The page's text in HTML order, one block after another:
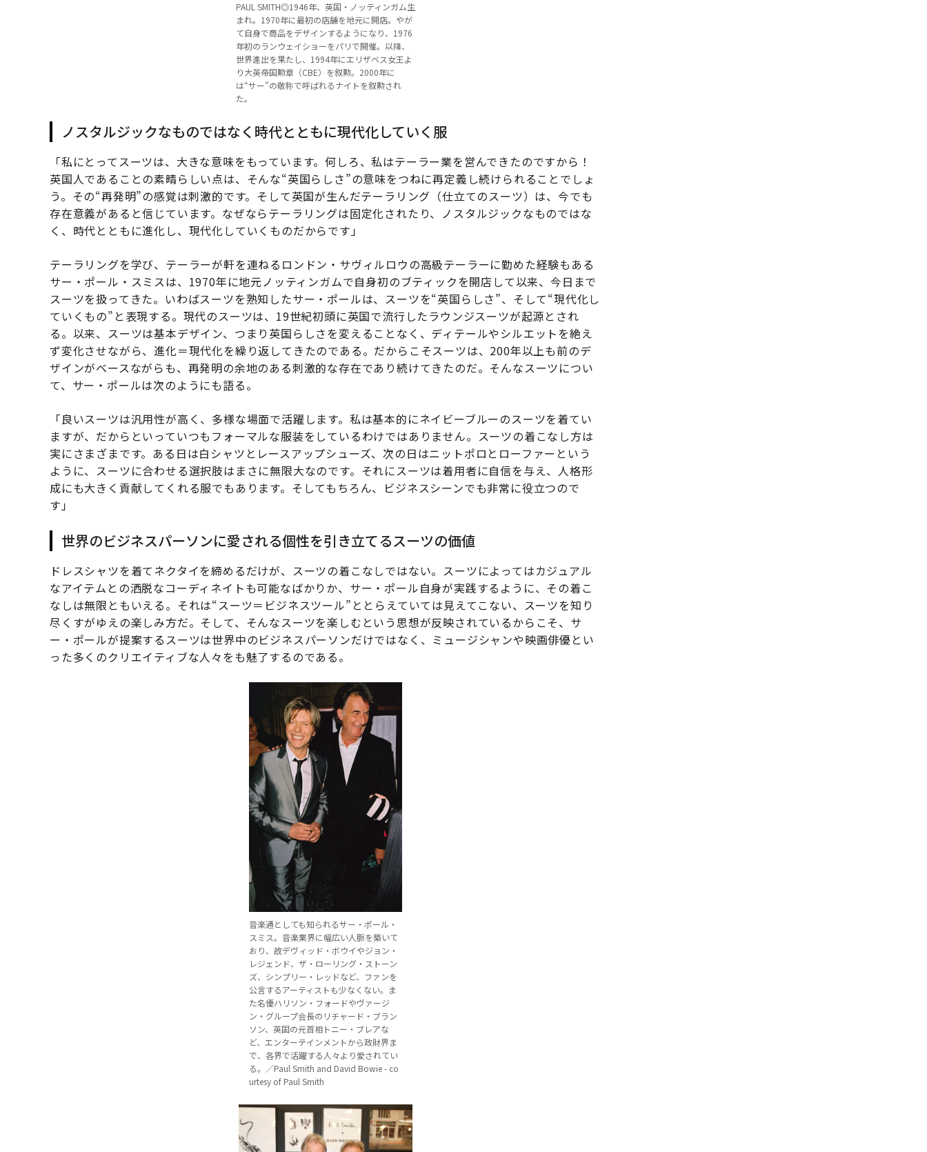
PAUL SMITH◎1946年、英国・ノッティンガム生
まれ。1970年に最初の店舗を地元に開店。やが
て自身で商品をデザインするようになり、1976
年初のランウェイショーをパリで開催。以降、
世界進出を果たし、1994年にエリザベス女王よ
り大英帝国勲章（CBE）を叙勲。2000年に
は“サー”の敬称で呼ばれるナイトを叙勲され
た。
ノスタルジックなものではなく時代とともに現代化していく服
「私にとってスーツは、大きな意味をもっています。何しろ、私はテーラー業を営んできたのですから！
英国人であることの素晴らしい点は、そんな“英国らしさ”の意味をつねに再定義し続けられることでしょ
う。その“再発明”の感覚は刺激的です。そして英国が生んだテーラリング（仕立てのスーツ）は、今でも
存在意義があると信じています。なぜならテーラリングは固定化されたり、ノスタルジックなものではな
く、時代とともに進化し、現代化していくものだからです」
テーラリングを学び、テーラーが軒を連ねるロンドン・サヴィルロウの高級テーラーに勤めた経験もある
サー・ポール・スミスは、1970年に地元ノッティンガムで自身初のブティックを開店して以来、今日まで
スーツを扱ってきた。いわばスーツを熟知したサー・ポールは、スーツを“英国らしさ”、そして“現代化し
ていくもの”と表現する。現代のスーツは、19世紀初頭に英国で流行したラウンジスーツが起源とされ
る。以来、スーツは基本デザイン、つまり英国らしさを変えることなく、ディテールやシルエットを絶え
ず変化させながら、進化＝現代化を繰り返してきたのである。だからこそスーツは、200年以上も前のデ
ザインがベースながらも、再発明の余地のある刺激的な存在であり続けてきたのだ。そんなスーツについ
て、サー・ポールは次のようにも語る。
「良いスーツは汎用性が高く、多様な場面で活躍します。私は基本的にネイビーブルーのスーツを着てい
ますが、だからといっていつもフォーマルな服装をしているわけではありません。スーツの着こなし方は
実にさまざまです。ある日は白シャツとレースアップシューズ、次の日はニットポロとローファーという
ように、スーツに合わせる選択肢はまさに無限大なのです。それにスーツは着用者に自信を与え、人格形
成にも大きく貢献してくれる服でもあります。そしてもちろん、ビジネスシーンでも非常に役立つので
す」
世界のビジネスパーソンに愛される個性を引き立てるスーツの価値
ドレスシャツを着てネクタイを締めるだけが、スーツの着こなしではない。スーツによってはカジュアル
なアイテムとの洒脱なコーディネイトも可能なばかりか、サー・ポール自身が実践するように、その着こ
なしは無限ともいえる。それは“スーツ＝ビジネスツール”ととらえていては見えてこない、スーツを知り
尽くすがゆえの楽しみ方だ。そして、そんなスーツを楽しむという思想が反映されているからこそ、サ
ー・ポールが提案するスーツは世界中のビジネスパーソンだけではなく、ミュージシャンや映画俳優とい
った多くのクリエイティブな人々をも魅了するのである。
音楽通としても知られるサー・ポール・
スミス。音楽業界に幅広い人脈を築いて
おり、故デヴィッド・ボウイやジョン・
レジェンド、ザ・ローリング・ストーン
ズ、シンプリー・レッドなど、ファンを
公言するアーティストも少なくない。ま
た名優ハリソン・フォードやヴァージ
ン・グループ会長のリチャード・ブラン
ソン、英国の元首相トニー・ブレアな
ど、エンターテインメントから政財界ま
で、各界で活躍する人々より愛されてい
る。／Paul Smith and David Bowie - co
urtesy of Paul Smith